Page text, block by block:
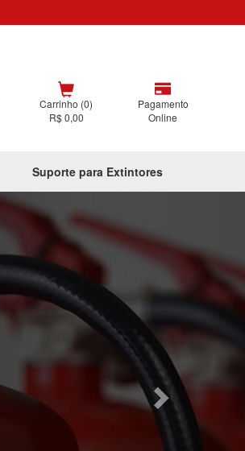
Carrinho (0)
R$ 0,00
Pagamento
Online
Suporte para Extintores